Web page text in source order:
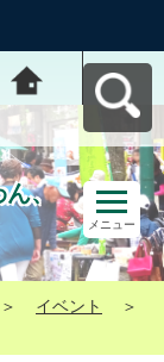
公益活動情報
かしわん、ぽ
？へ戻る
ん、
メニュー
＞ イベント
＞